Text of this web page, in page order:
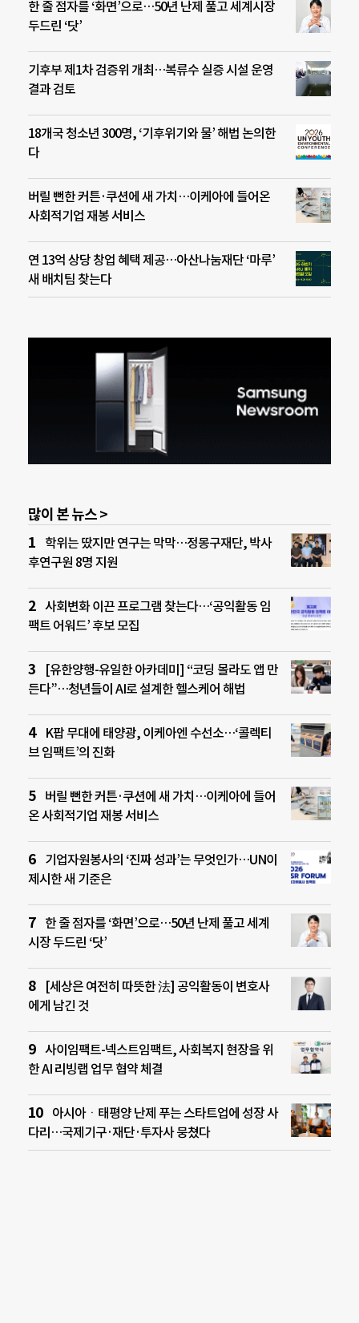
한 줄 점자를 ‘화면’으로…50년 난제 풀고 세계시장
두드린 ‘닷’
기후부 제1차 검증위 개최…복류수 실증 시설 운영
결과 검토
18개국 청소년 300명, ‘기후위기와 물’ 해법 논의한
다
버릴 뻔한 커튼·쿠션에 새 가치…이케아에 들어온
사회적기업 재봉 서비스
연 13억 상당 창업 혜택 제공…아산나눔재단 ‘마루’
새 배치팀 찾는다
많이 본 뉴스 >
학위는 땄지만 연구는 막막…정몽구재단, 박사
후연구원 8명 지원
사회변화 이끈 프로그램 찾는다…‘공익활동 임
팩트 어워드’ 후보 모집
[유한양행-유일한 아카데미] “코딩 몰라도 앱 만
든다”…청년들이 AI로 설계한 헬스케어 해법
K팝 무대에 태양광, 이케아엔 수선소…‘콜렉티
브 임팩트’의 진화
버릴 뻔한 커튼·쿠션에 새 가치…이케아에 들어
온 사회적기업 재봉 서비스
기업자원봉사의 ‘진짜 성과’는 무엇인가…UN이
제시한 새 기준은
한 줄 점자를 ‘화면’으로…50년 난제 풀고 세계
시장 두드린 ‘닷’
[세상은 여전히 따뜻한 法] 공익활동이 변호사
에게 남긴 것
사이임팩트-넥스트임팩트, 사회복지 현장을 위
한 AI 리빙랩 업무 협약 체결
아시아ㆍ태평양 난제 푸는 스타트업에 성장 사
다리…국제기구·재단·투자사 뭉쳤다